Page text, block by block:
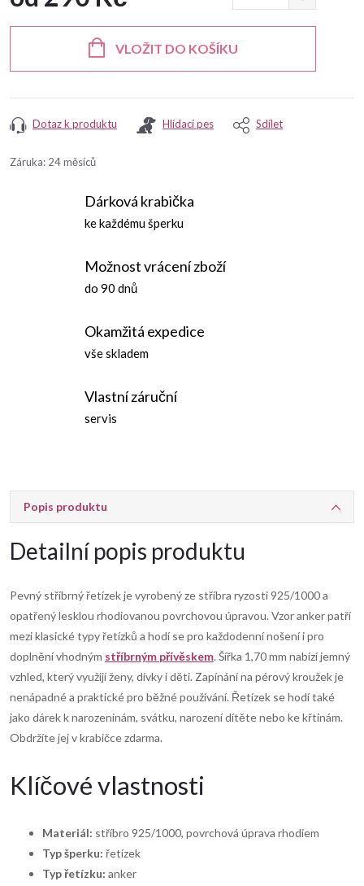
VLOŽIT DO KOŠÍKU
Dotaz k produktu Hlídací pes Sdílet
Záruka: 24 měsíců
Dárková krabička
ke každému šperku
Možnost vrácení zboží
do 90 dnů
Okamžitá expedice
vše skladem
Vlastní záruční
servis
Popis produktu
Detailní popis produktu
Pevný stříbrný řetízek je vyrobený ze stříbra ryzosti 925/1000 a
opatřený lesklou rhodiovanou povrchovou úpravou. Vzor anker patří
mezi klasické typy řetízků a hodí se pro každodenní nošení i pro
doplnění vhodným stříbrným přívěskem. Šířka 1,70 mm nabízí jemný
vzhled, který využijí ženy, dívky i děti. Zapínání na pérový kroužek je
nenápadné a praktické pro běžné používání. Řetízek se hodí také
jako dárek k narozeninám, svátku, narození dítěte nebo ke křtinám.
Obdržíte jej v krabičce zdarma.
Klíčové vlastnosti
Materiál: stříbro 925/1000, povrchová úprava rhodiem
Typ šperku: řetízek
Typ řetízku: anker